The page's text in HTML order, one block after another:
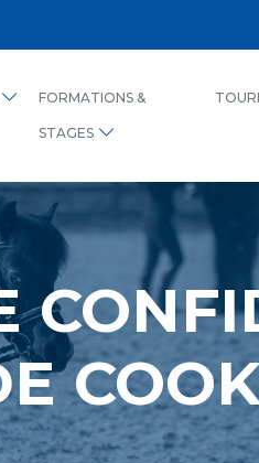
FORMATIONS &
STAGES